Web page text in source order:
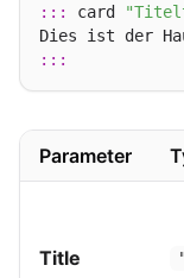
::: card
:::
Parameter
Title